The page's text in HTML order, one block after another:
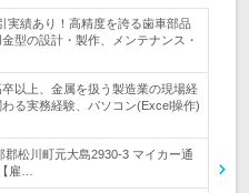
実績あり！高精度を誇る歯車部品
型の設計・製作、メンテナンス・
以上、金属を扱う製造業の現場経
る実務経験、パソコン(Excel操作)
郡松川町元大島2930-3 マイカー通
雇…